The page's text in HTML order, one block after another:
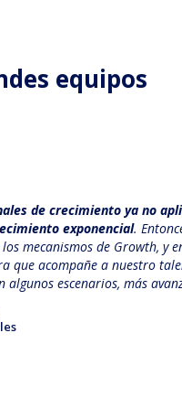
equipos
de crecimiento ya no
exponencial.
mecanismos de Growth, y
que acompañe a nuestro
algunos escenarios, más